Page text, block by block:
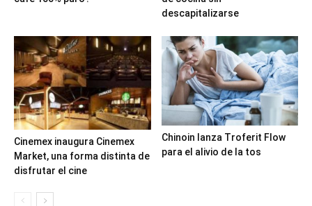
descapitalizarse
Cinemex inaugura Cinemex
Market, una forma distinta de
disfrutar el cine
Chinoin lanza Troferit Flow
para el alivio de la tos